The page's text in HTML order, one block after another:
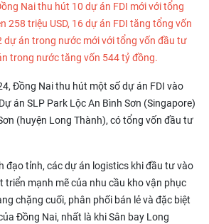
Nai thu hút 10 dự án FDI mới với tổng
258 triệu USD, 16 dự án FDI tăng tổng vốn
dự án trong nước mới với tổng vốn đầu tư
trong nước tăng vốn 544 tỷ đồng.
Đồng Nai thu hút một số dự án FDI vào
án SLP Park Lộc An Bình Sơn (Singapore)
(huyện Long Thành), có tổng vốn đầu tư
đạo tỉnh, các dự án logistics khi đầu tư vào
triển mạnh mẽ của nhu cầu kho vận phục
chặng cuối, phân phối bán lẻ và đặc biệt
Đồng Nai, nhất là khi Sân bay Long